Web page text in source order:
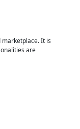
marketplace. It is
are